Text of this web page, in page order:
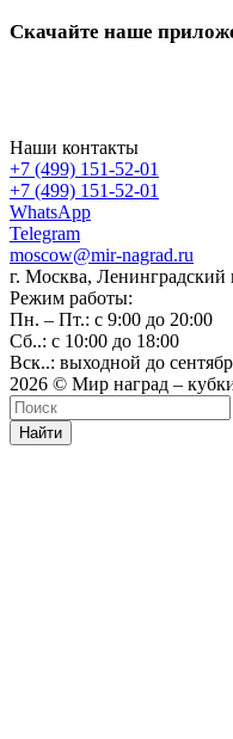
Скачайте наше
Наши контакты
+7 (499) 151-52-01
+7 (499) 151-52-01
WhatsApp
Telegram
moscow@mir-nagrad.ru
г. Москва, Ленинградский
Режим работы:
Пн. – Пт.: с 9:00 до 20:00
Сб..: с 10:00 до 18:00
Вск..: выходной до
2026 © Мир наград –
Найти